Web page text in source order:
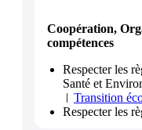
Coopération,
compétences
Respecter les
Santé et
Transition
Respecter les